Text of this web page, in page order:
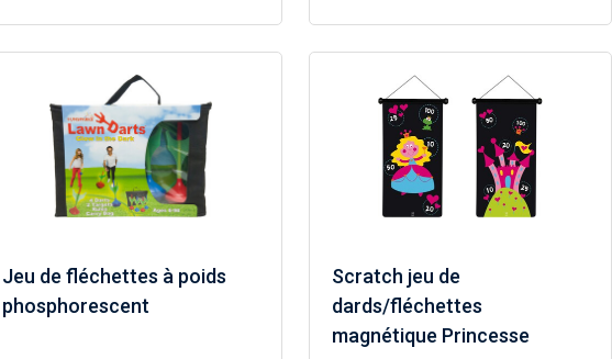
Jeu de fléchettes à poids
phosphorescent
Scratch jeu de
dards/fléchettes
magnétique Princesse